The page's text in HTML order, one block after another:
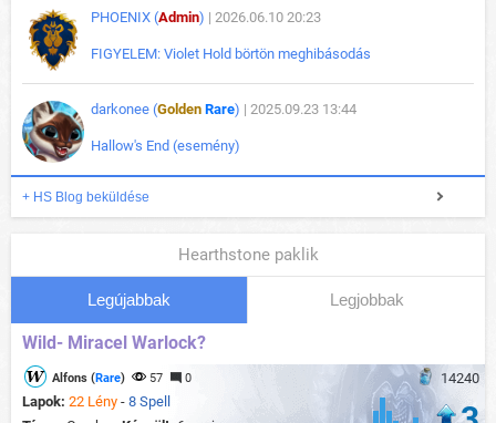
PHOENIX (Admin) | 2026.06.10 20:23
FIGYELEM: Violet Hold börtön meghibásodás
darkonee (Golden Rare) | 2025.09.23 13:44
Hallow's End (esemény)
+ HS Blog beküldése
Hearthstone paklik
Legújabbak Legjobbak
Wild- Miracel Warlock?
14240
Alfons (Rare) 57 0
Lapok: 22 Lény - 8 Spell